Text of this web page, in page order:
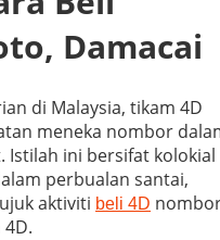
Damacai
di Malaysia, tikam 4D
meneka nombor
Istilah ini bersifat kolokial
perbualan santai,
aktiviti beli 4D